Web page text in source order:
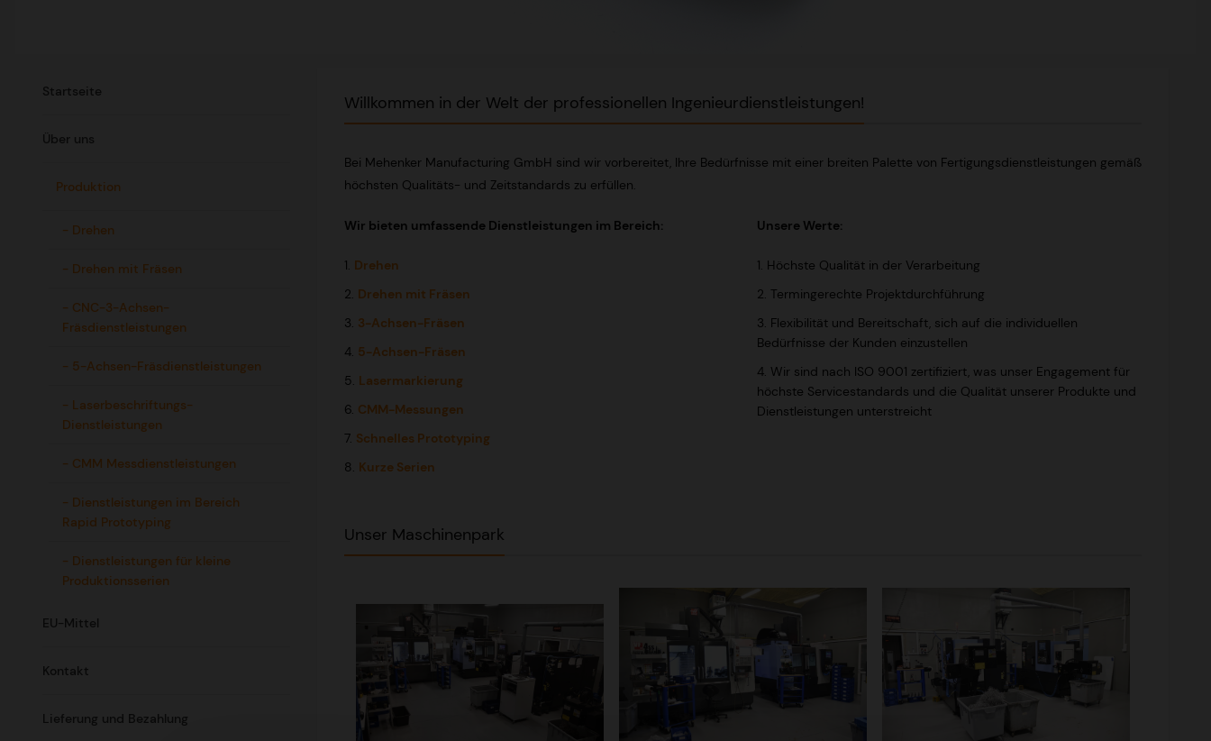
Startseite
Über uns
Produktion
- Drehen
- Drehen mit Fräsen
- CNC-3-Achsen-
Fräsdienstleistungen
- 5-Achsen-Fräsdienstleistungen
- Laserbeschriftungs-
Dienstleistungen
- CMM Messdienstleistungen
- Dienstleistungen im Bereich
Rapid Prototyping
- Dienstleistungen für kleine
Produktionsserien
EU-Mittel
Kontakt
Lieferung und Bezahlung
Willkommen in der Welt der professionellen Ingenieurdienstleistungen!
Bei Mehenker Manufacturing GmbH sind wir vorbereitet, Ihre Bedürfnisse mit einer breiten Palette von Fertigungsdienstleistungen gemäß
höchsten Qualitäts- und Zeitstandards zu erfüllen.
Wir bieten umfassende Dienstleistungen im Bereich:
1. Drehen
2. Drehen mit Fräsen
3. 3-Achsen-Fräsen
4. 5-Achsen-Fräsen
5. Lasermarkierung
6. CMM-Messungen
7. Schnelles Prototyping
8. Kurze Serien
Unsere Werte:
1. Höchste Qualität in der Verarbeitung
2. Termingerechte Projektdurchführung
3. Flexibilität und Bereitschaft, sich auf die individuellen
Bedürfnisse der Kunden einzustellen
4. Wir sind nach ISO 9001 zertifiziert, was unser Engagement für
höchste Servicestandards und die Qualität unserer Produkte und
Dienstleistungen unterstreicht
Unser Maschinenpark